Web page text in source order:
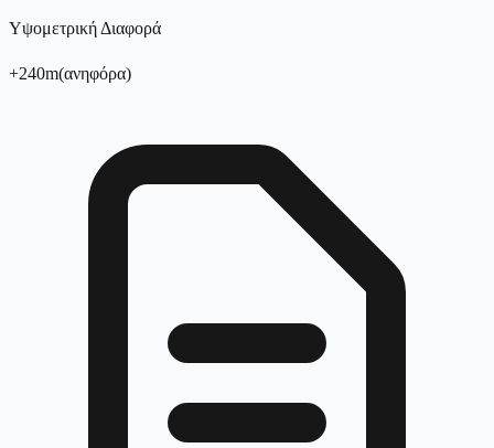
Υψομετρική Διαφορά
+240m(ανηφόρα)